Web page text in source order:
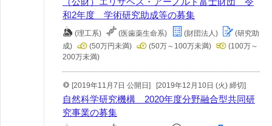
和2年度 学術研究助成等の募集
(理工系) (医歯薬生命系) (財団法人)
(研究助
成)
(50万円未満) (50万～100万未満)
(100万～
200万未満)
[2019年11月7日 公開日] [2019年12月10日 (火) 締切]
自然科学研究機構 2020年度分野融合型共同研
究事業の募集